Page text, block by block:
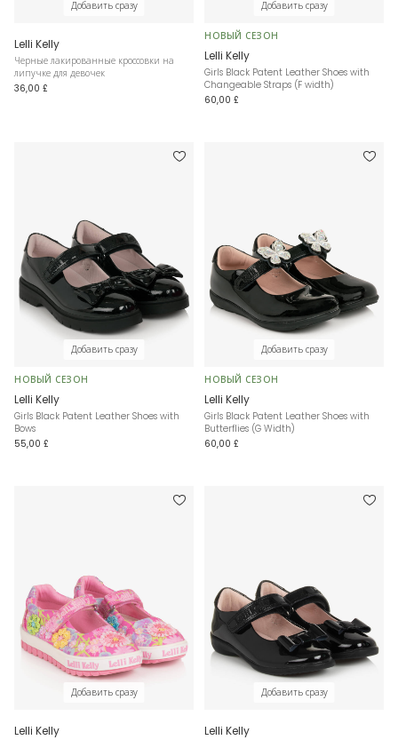
Добавить сразу
Lelli Kelly
Черные лакированные кроссовки на
липучке для девочек
36,00 £
Добавить сразу
НОВЫЙ СЕЗОН
Lelli Kelly
Girls Black Patent Leather Shoes with
Changeable Straps (F width)
60,00 £
Добавить сразу
НОВЫЙ СЕЗОН
Lelli Kelly
Girls Black Patent Leather Shoes with
Bows
55,00 £
Добавить сразу
НОВЫЙ СЕЗОН
Lelli Kelly
Girls Black Patent Leather Shoes with
Butterflies (G Width)
60,00 £
Добавить сразу
Lelli Kelly
Добавить сразу
Lelli Kelly